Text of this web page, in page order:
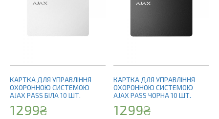
КАРТКА ДЛЯ УПРАВЛІННЯ
ОХОРОННОЮ СИСТЕМОЮ
AJAX PASS БІЛА 10 ШТ.
1299₴
КАРТКА ДЛЯ УПРАВЛІННЯ
ОХОРОННОЮ СИСТЕМОЮ
AJAX PASS ЧОРНА 10 ШТ.
1299₴